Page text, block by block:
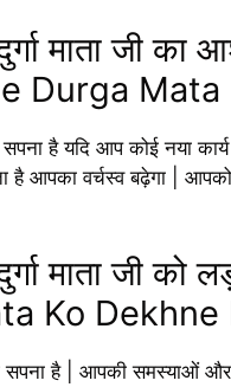
माता जी का
Durga
है यदि आप कोई नया
है आपका वर्चस्व बढ़ेगा |
माता जी
Ko
है | आपकी समस्याओं और